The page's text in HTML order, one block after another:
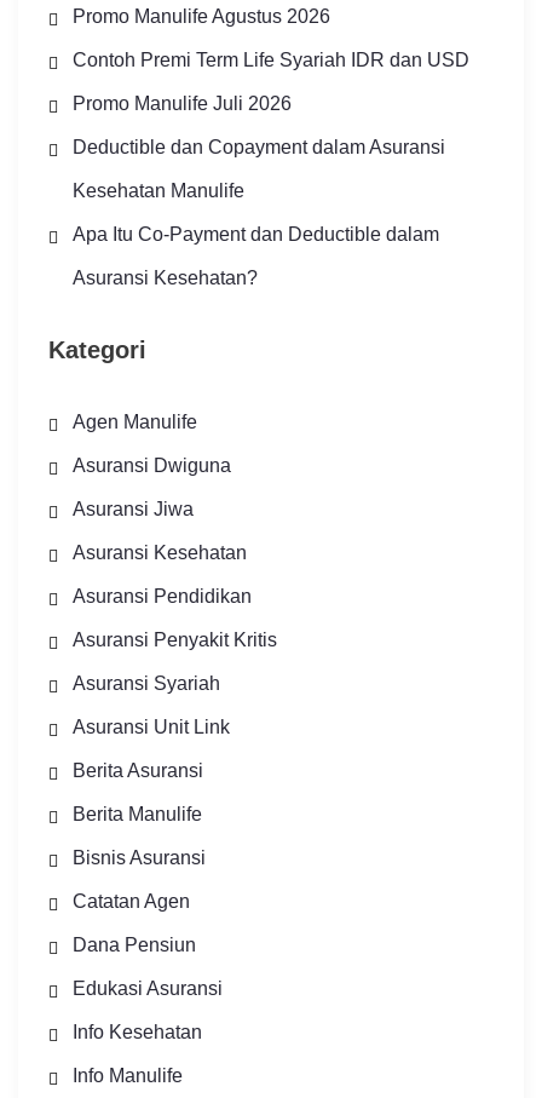
Promo Manulife Agustus 2026
Contoh Premi Term Life Syariah IDR dan USD
Promo Manulife Juli 2026
Deductible dan Copayment dalam Asuransi
Kesehatan Manulife
Apa Itu Co-Payment dan Deductible dalam
Asuransi Kesehatan?
Kategori
Agen Manulife
Asuransi Dwiguna
Asuransi Jiwa
Asuransi Kesehatan
Asuransi Pendidikan
Asuransi Penyakit Kritis
Asuransi Syariah
Asuransi Unit Link
Berita Asuransi
Berita Manulife
Bisnis Asuransi
Catatan Agen
Dana Pensiun
Edukasi Asuransi
Info Kesehatan
Info Manulife